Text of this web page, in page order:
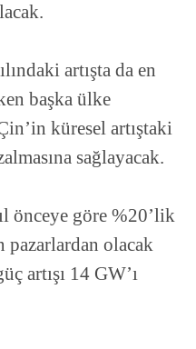
⠀
artışta da en
başka ülke
küresel artıştaki
sağlayacak.⠀
önceye göre %20’lik
pazarlardan olacak
artışı 14 GW’ı